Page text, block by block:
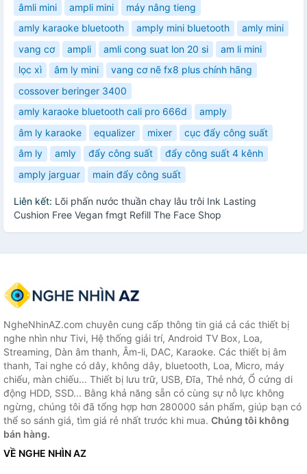
âmli mini
ampli mini
máy nâng tieng
amly karaoke bluetooth
amply mini bluetooth
amly mini
vang cơ
ampli amli cong suat lon 20 si
am li mini
lọc xì
âm ly mini
vang cơ nẽ fx8 plus chính hãng
cossover beringer 3400
amly karaoke bluetooth cali pro 666d
amply
âm ly karaoke
equalizer mixer
cục đẩy công suất
âm ly
amly đẩy công suất
đẩy công suất 4 kênh
amply jarguar
main đẩy công suất
Liên kết: Lõi phấn nước thuần chay lâu trôi Ink Lasting
Cushion Free Vegan fmgt Refill The Face Shop
NgheNhinAZ.com chuyên cung cấp thông tin giá cả các thiết bị
nghe nhìn như Tivi, Hệ thống giải trí, Android TV Box, Loa,
Streaming, Dàn âm thanh, Âm-li, DAC, Karaoke. Các thiết bị âm
thanh, Tai nghe có dây, không dây, bluetooth, Loa, Micro, máy
chiếu, màn chiếu... Thiết bị lưu trữ, USB, Đĩa, Thẻ nhớ, Ổ cứng di
động HDD, SSD... Bằng khả năng sẵn có cùng sự nỗ lực không
ngừng, chúng tôi đã tổng hợp hơn 280000 sản phẩm, giúp bạn có
thể so sánh giá, tìm giá rẻ nhất trước khi mua. Chúng tôi không
bán hàng.
VỀ NGHE NHÌN AZ